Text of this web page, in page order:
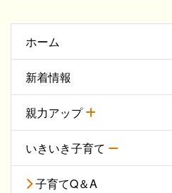
ホーム
新着情報
親力アップ
いきいき子育て
子育てQ＆A